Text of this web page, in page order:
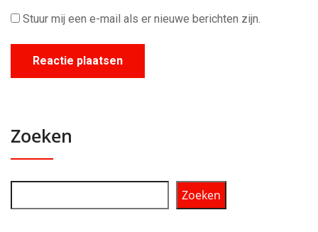
Stuur mij een e-mail als er nieuwe berichten zijn.
Zoeken
Zoeken